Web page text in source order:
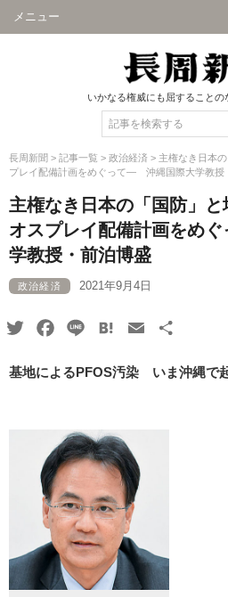
メニュー
いかなる権威にも屈することの
長周新聞 > 記事一覧 > 政治経済 > 主権なき日本
プレイ配備計画をめぐって― 沖縄国際大学教
主権なき日本の「国防」
オスプレイ配備計画をめ
学教授・前泊博盛
政治経済 2021年9月4日
TwitterFacebook
Line HatenaEmail
基地によるPFOS汚染 いま沖縄で